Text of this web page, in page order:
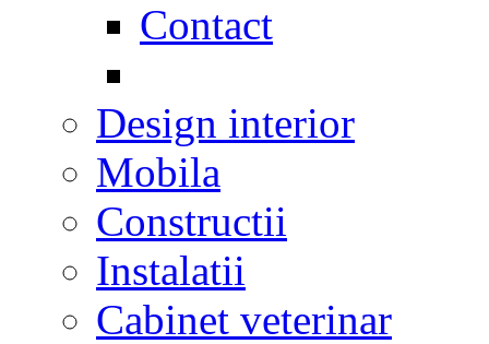
Contact
Design interior
Mobila
Constructii
Instalatii
Cabinet veterinar